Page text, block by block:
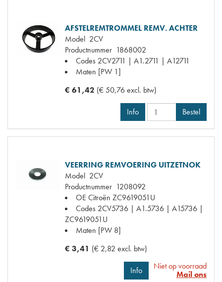
AFSTELREMTROMMEL REMV. ACHTER
Model 2CV
Productnummer 1868002
Codes 2CV2711 | A1.2711 | A12711
Maten [PW 1]
€ 61,42 (€ 50,76 excl. btw)
Info Bestel
VEERRING REMVOERING UITZETNOK
Model 2CV
Productnummer 1208092
OE Citroën ZC9619051U
Codes 2CV5736 | A1.5736 | A15736 |
ZC9619051U
Maten [PW 8]
€ 3,41 (€ 2,82 excl. btw)
Info
Niet op voorraad
Mail ons